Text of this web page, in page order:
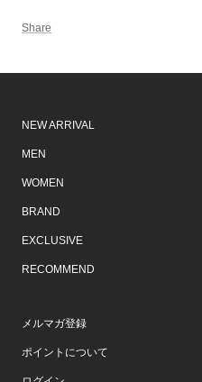
Share
NEW ARRIVAL
MEN
WOMEN
BRAND
EXCLUSIVE
RECOMMEND
メルマガ登録
ポイントについて